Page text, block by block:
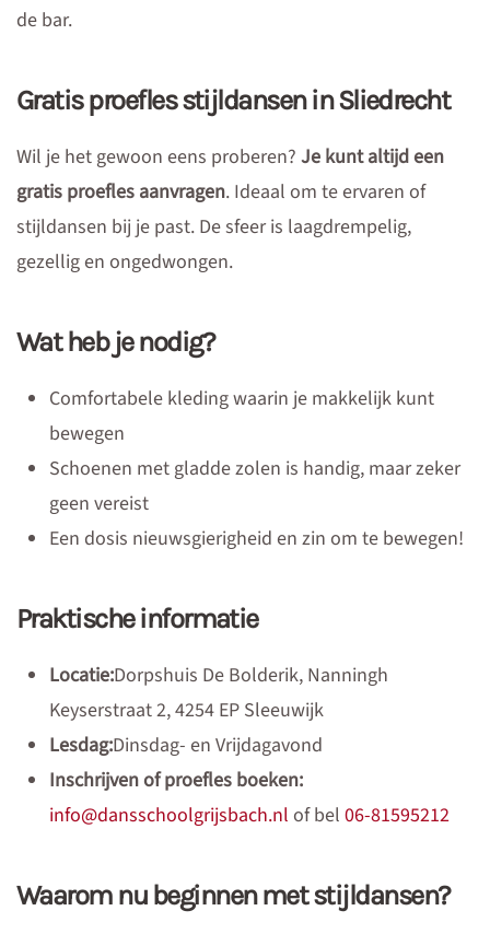
de bar.
Gratis proefles stijldansen in Sliedrecht
Wil je het gewoon eens proberen? Je kunt altijd een
gratis proefles aanvragen. Ideaal om te ervaren of
stijldansen bij je past. De sfeer is laagdrempelig,
gezellig en ongedwongen.
Wat heb je nodig?
Comfortabele kleding waarin je makkelijk kunt
bewegen
Schoenen met gladde zolen is handig, maar zeker
geen vereist
Een dosis nieuwsgierigheid en zin om te bewegen!
Praktische informatie
Locatie:Dorpshuis De Bolderik, Nanningh
Keyserstraat 2, 4254 EP Sleeuwijk
Lesdag:Dinsdag- en Vrijdagavond
Inschrijven of proefles boeken:
info@dansschoolgrijsbach.nl of bel 06-81595212
Waarom nu beginnen met stijldansen?